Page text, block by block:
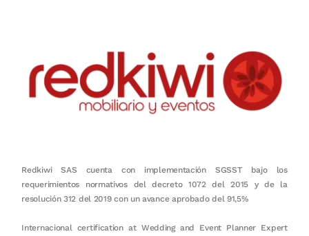
Redkiwi SAS cuenta con implementación SGSST bajo los
requerimientos normativos del decreto 1072 del 2015 y de la
resolución 312 del 2019 con un avance aprobado del 91,5%
Internacional certification at Wedding and Event Planner Expert